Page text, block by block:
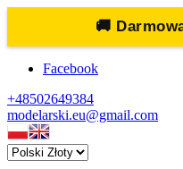
🚚
Facebook
+48502649384
modelarski.eu@gmail.com